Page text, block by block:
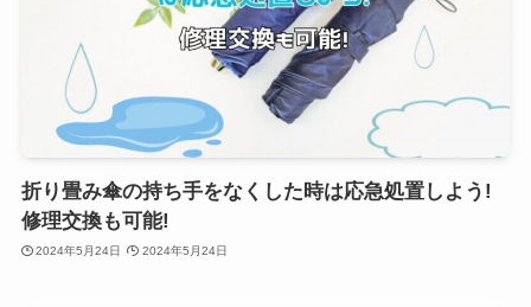
折り畳み傘の持ち手をなくした時は応急処置しよう!
修理交換も可能!
2024年5月24日 2024年5月24日